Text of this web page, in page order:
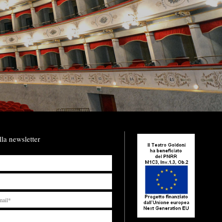
newsletter